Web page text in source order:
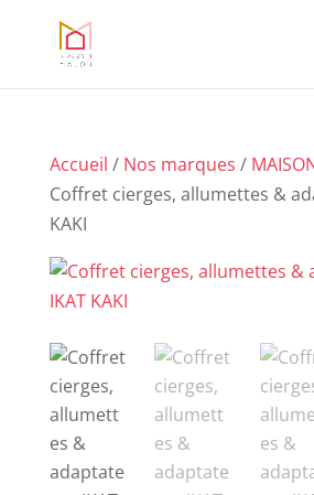
Accueil / Nos marques /
Coffret cierges, allumettes &
KAKI